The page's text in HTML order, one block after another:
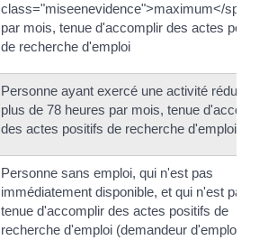
class="miseenevidence">maximum</span>
par mois, tenue d'accomplir des actes positifs
de recherche d'emploi
Personne ayant exercé une activité réduite de
plus de 78 heures par mois, tenue d'accomplir
des actes positifs de recherche d'emploi
Personne sans emploi, qui n'est pas
immédiatement disponible, et qui n'est pas
tenue d'accomplir des actes positifs de
recherche d'emploi (demandeur d'emploi en